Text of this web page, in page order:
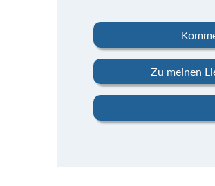
Zu meinen